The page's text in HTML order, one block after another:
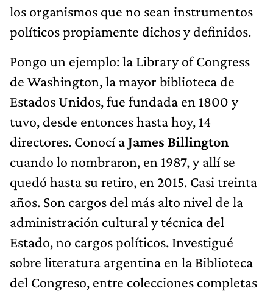
los organismos que no sean instrumentos
políticos propiamente dichos y definidos.
Pongo un ejemplo: la Library of Congress
de Washington, la mayor biblioteca de
Estados Unidos, fue fundada en 1800 y
tuvo, desde entonces hasta hoy, 14
directores. Conocí aJames Billington
cuando lo nombraron, en 1987, y allí se
quedó hasta su retiro, en 2015. Casi treinta
años. Son cargos del más alto nivel de la
administración cultural y técnica del
Estado, no cargos políticos. Investigué
sobre literatura argentina en la Biblioteca
del Congreso, entre colecciones completas